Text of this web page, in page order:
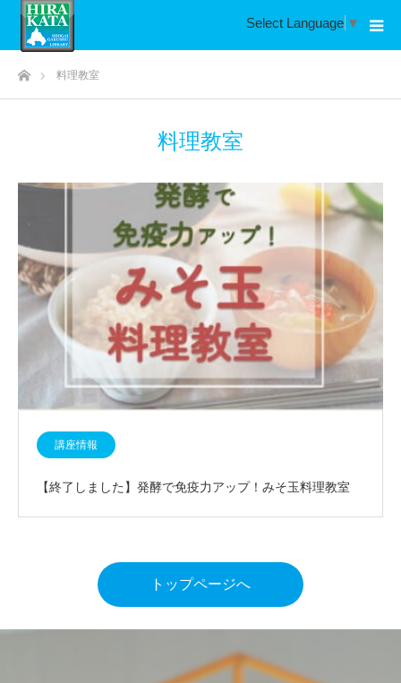
Select Language ▼
ホーム料理教室
料理教室
講座情報
【終了しました】発酵で免疫力アップ！みそ玉料理教室
トップページへ